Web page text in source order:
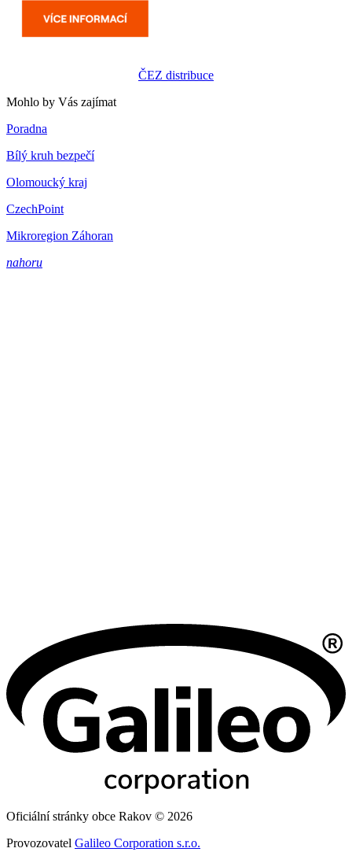
ČEZ distribuce
Mohlo by Vás zajímat
Poradna
Bílý kruh bezpečí
Olomoucký kraj
CzechPoint
Mikroregion Záhoran
nahoru
Oficiální stránky obce Rakov © 2026
Provozovatel Galileo Corporation s.r.o.